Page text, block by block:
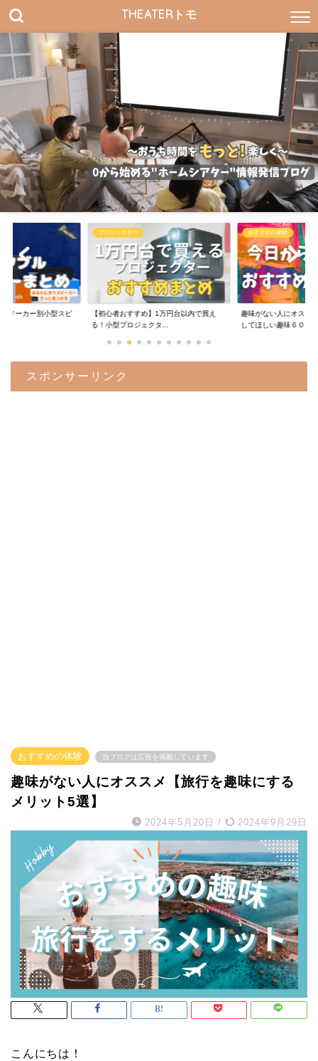
THEATERトモ
メーカー別小型スピ
プロジェクター
【初心者おすすめ】1万円台以内で買え
る！小型プロジェクタ...
おすすめの体験
趣味がない人にオスス
してほしい趣味６０...
スポンサーリンク
おすすめの体験 当ブログは広告を掲載しています
趣味がない人にオススメ【旅行を趣味にする
メリット5選】
2024年5月20日 / 2024年9月29日
こんにちは！